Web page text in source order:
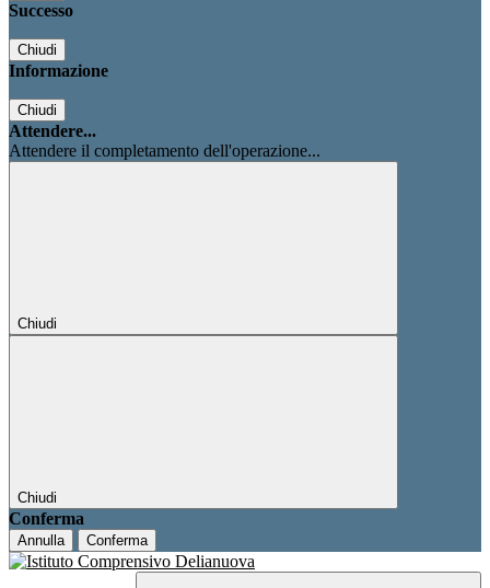
Successo
Chiudi
Informazione
Chiudi
Attendere...
Attendere il completamento dell'operazione...
Chiudi
Chiudi
Conferma
Annulla Conferma